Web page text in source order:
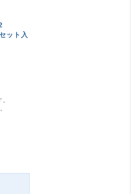
ット入